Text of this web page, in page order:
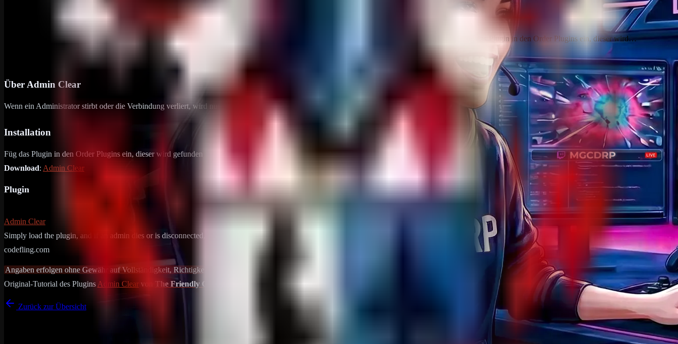
Admin Clear
Über Admin Clear Wenn ein Administrator stirbt oder die Verbindung verliert, wird nur noch ein leeres Körpermodell übrig bleiben. Installation Füg das Plugin in den Order Plugins ein, dieser wird…
min Lesezeit
Über Admin Clear
Wenn ein Administrator stirbt oder die Verbindung verliert, wird nur noch ein leeres Körpermodell übrig bleiben.
Installation
Füg das Plugin in den Order Plugins ein, dieser wird gefunden unter
Download: Admin Clear
Plugin
Admin Clear
Simply load the plugin, and if an admin dies or is disconnected, there will be nothing but an empty body.
codefling.com
Angaben erfolgen ohne Gewähr auf Vollständigkeit, Richtigkeit und Aktualität.
Original-Tutorial des Plugins Admin Clear von The Friendly Chap
Zurück zur Übersicht